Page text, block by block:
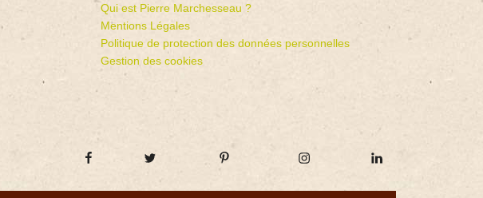
Qui est Pierre Marchesseau ?
Mentions Légales
Politique de protection des données personnelles
Gestion des cookies